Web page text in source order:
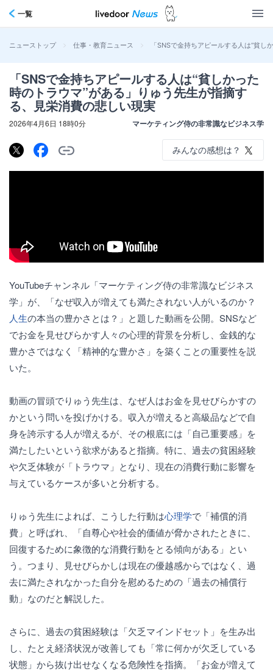
一覧
ニューストップ > 仕事・教育ニュース > 「SNSで金持ちアピールする人は“貧
「SNSで金持ちアピールする人は“貧しかった
時のトラウマ”がある」りゅう先生が指摘す
る、見栄消費の悲しい現実
2026年4月6日 18時0分 マーケティング侍の非常識なビジネス学
みんなの感想は？
YouTubeチャンネル「マーケティング侍の非常識なビジネス
学」が、「なぜ収入が増えても満たされない人がいるのか？
人生の本当の豊かさとは？」と題した動画を公開。SNSなど
でお金を見せびらかす人々の心理的背景を分析し、金銭的な
豊かさではなく「精神的な豊かさ」を築くことの重要性を説
いた。
動画の冒頭でりゅう先生は、なぜ人はお金を見せびらかすの
かという問いを投げかける。収入が増えると高級品などで自
身を誇示する人が増えるが、その根底には「自己重要感」を
満たしたいという欲求があると指摘。特に、過去の貧困経験
や欠乏体験が「トラウマ」となり、現在の消費行動に影響を
与えているケースが多いと分析する。
りゅう先生によれば、こうした行動は心理学で「補償的消
費」と呼ばれ、「自尊心や社会的価値が脅かされたときに、
回復するために象徴的な消費行動をとる傾向がある」とい
う。つまり、見せびらかしは現在の優越感からではなく、過
去に満たされなかった自分を慰めるための「過去の補償行
動」なのだと解説した。
さらに、過去の貧困経験は「欠乏マインドセット」を生み出
し、たとえ経済状況が改善しても「常に何かが欠乏している
状態」から抜け出せなくなる危険性を指摘。「お金が増えて